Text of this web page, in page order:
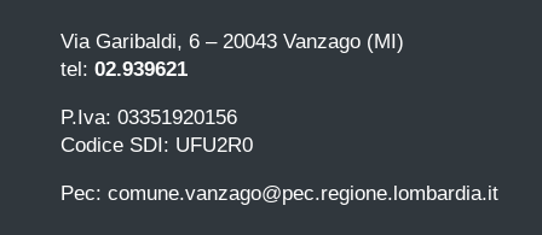
Via Garibaldi, 6 – 20043 Vanzago (MI)
tel: 02.939621
P.Iva: 03351920156
Codice SDI: UFU2R0
Pec: comune.vanzago@pec.regione.lombardia.it